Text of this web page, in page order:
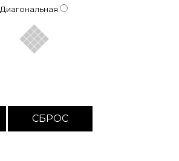
Диагональная